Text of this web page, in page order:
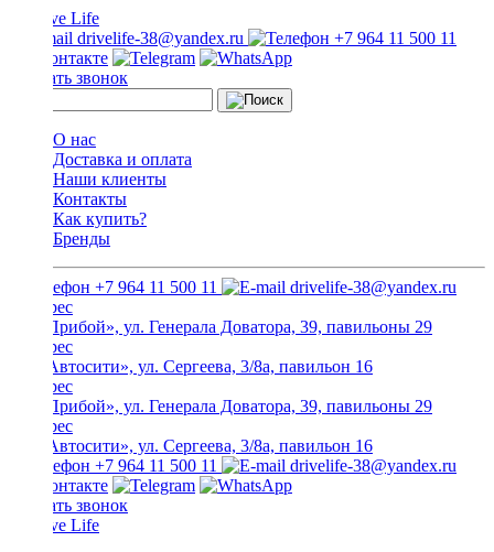
drivelife-38@yandex.ru +7 964 11 500 11
Заказать звонок
О нас
Доставка и оплата
Наши клиенты
Контакты
Как купить?
Бренды
+7 964 11 500 11 drivelife-38@yandex.ru
ТЦ «Прибой», ул. Генерала Доватора, 39, павильоны 29
ТЦ «Автосити», ул. Сергеева, 3/8а, павильон 16
ТЦ «Прибой», ул. Генерала Доватора, 39, павильоны 29
ТЦ «Автосити», ул. Сергеева, 3/8а, павильон 16
+7 964 11 500 11
drivelife-38@yandex.ru
Заказать звонок